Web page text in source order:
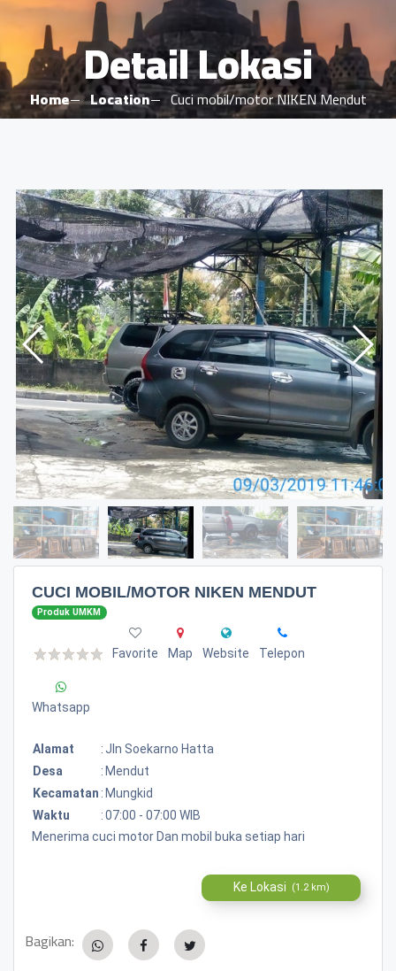
Detail Lokasi
Home Location Cuci mobil/motor NIKEN Mendut
CUCI MOBIL/MOTOR NIKEN MENDUT
Produk UMKM
Favorite Map Website Telepon
Whatsapp
Alamat : Jln Soekarno Hatta
Desa
: Mendut
Kecamatan : Mungkid
Waktu
:07:00 - 07:00 WIB
Menerima cuci motor Dan mobil buka setiap hari
Ke Lokasi (1.2 km)
Bagikan: